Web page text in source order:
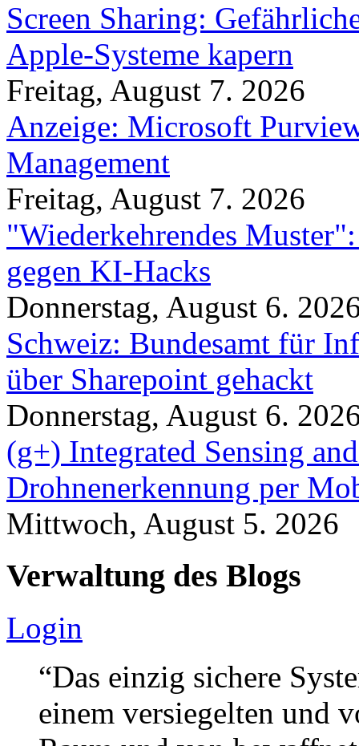
Screen Sharing:
Apple-Systeme kapern
Freitag, August 7. 2026
Anzeige: Microsoft
Management
Freitag, August 7. 2026
"Wiederkehrendes
gegen KI-Hacks
Donnerstag, August 6.
Schweiz: Bundesamt für
über Sharepoint gehackt
Donnerstag, August 6.
(g+) Integrated Sensing
Drohnenerkennung per
Mittwoch, August 5. 2026
Verwaltung des Blogs
Login
“Das einzig sichere
einem versiegelten und